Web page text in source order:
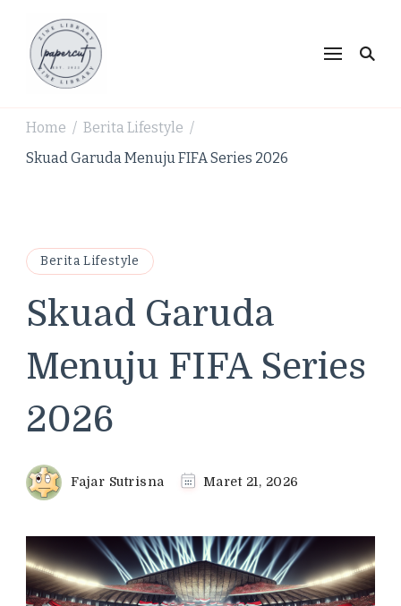
PaperCut Zine Library |
Produktivitas & Inspirasi
Kreatif
Ikuti cerita gaya hidup, kebiasaan positif, serta
Home / Berita Lifestyle /
Skuad Garuda Menuju FIFA Series 2026
Berita Lifestyle
Skuad Garuda
Menuju FIFA Series
2026
Fajar Sutrisna Maret 21, 2026